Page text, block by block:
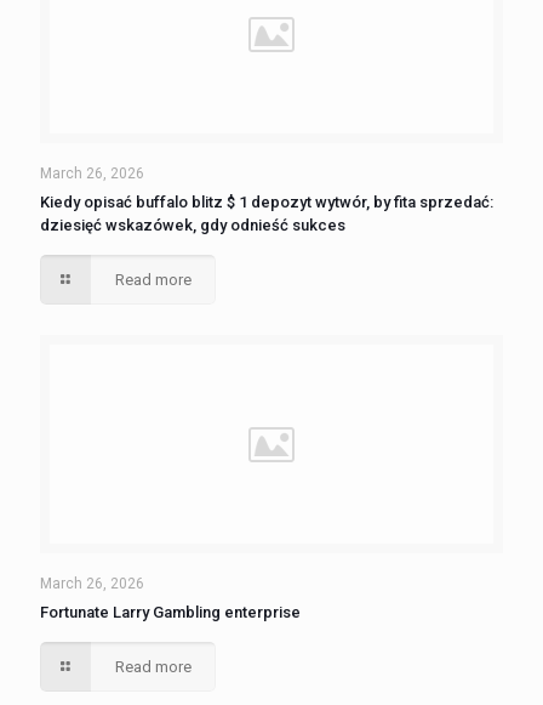
March 26, 2026
Kiedy opisać buffalo blitz $ 1 depozyt wytwór, by fita sprzedać:
dziesięć wskazówek, gdy odnieść sukces
Read more
March 26, 2026
Fortunate Larry Gambling enterprise
Read more